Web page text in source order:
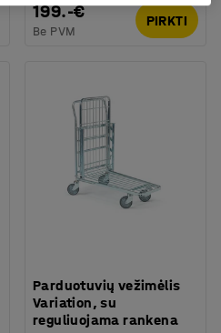
199.-€
Be PVM
PIRKTI
Parduotuvių vežimėlis
Variation, su
reguliuojama rankena